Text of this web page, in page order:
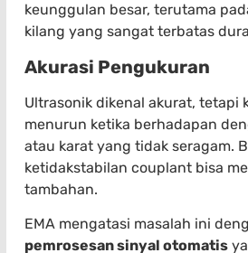
keunggulan besar, terutama
kilang yang sangat terbatas
Akurasi Pengukuran
Ultrasonik dikenal akurat, tetapi
menurun ketika berhadapan
atau karat yang tidak seragam.
ketidakstabilan couplant bisa
tambahan.
EMA mengatasi masalah ini
pemrosesan sinyal otomatis